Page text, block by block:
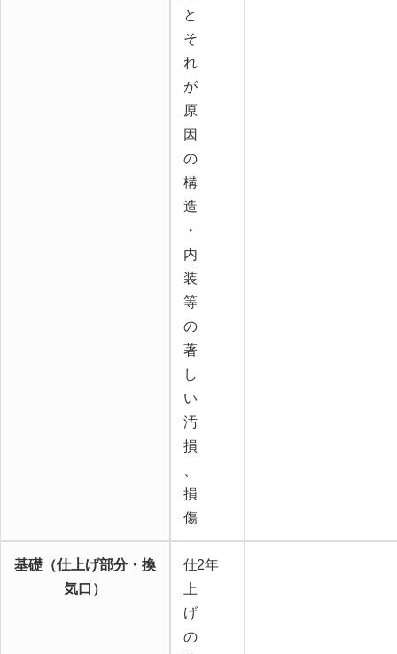
と
そ
れ
が
原
因
の
構
造
・
内
装
等
の
著
し
い
汚
損
損
傷
基礎（仕上げ部分・換
気口）
仕
上
げ
の
2年